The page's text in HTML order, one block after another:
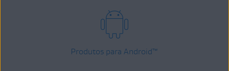
Produtos para Android™